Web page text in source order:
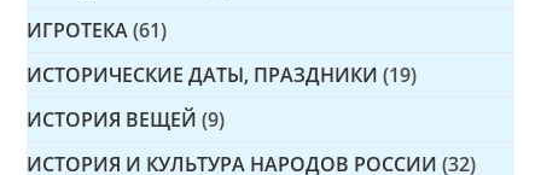
ИГРОТЕКА (61)
ИСТОРИЧЕСКИЕ ДАТЫ, ПРАЗДНИКИ (19)
ИСТОРИЯ ВЕЩЕЙ (9)
ИСТОРИЯ И КУЛЬТУРА НАРОДОВ РОССИИ (32)